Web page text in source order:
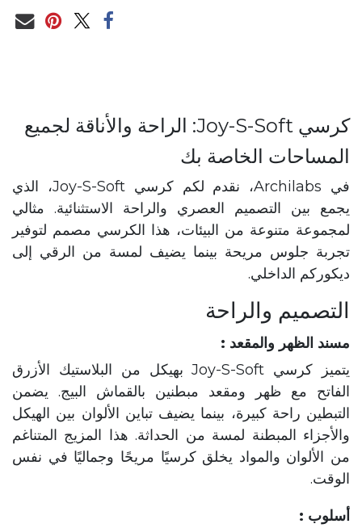
كرسي Joy-S-Soft: الراحة والأناقة لجميع
المساحات الخاصة بك
في Archilabs، نقدم لكم كرسي Joy-S-Soft، الذي
يجمع بين التصميم العصري والراحة الاستثنائية. مثالي
لمجموعة متنوعة من البيئات، هذا الكرسي مصمم لتوفير
تجربة جلوس مريحة بينما يضيف لمسة من الرقي إلى
ديكوركم الداخلي.
التصميم والراحة
مسند الظهر والمقعد :
يتميز كرسي Joy-S-Soft بهيكل من البلاستيك الأزرق
الفاتح مع ظهر ومقعد مبطنين بالقماش البيج. يضمن
التبطين راحة كبيرة، بينما يضيف تباين الألوان بين الهيكل
والأجزاء المبطنة لمسة من الحداثة. هذا المزيج المتناغم
من الألوان والمواد يخلق كرسيًا مريحًا وجماليًا في نفس
الوقت.
أسلوب :